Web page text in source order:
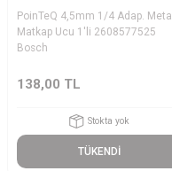
PoinTeQ 4,5mm 1/4 Adap. Metal
Matkap Ucu 1'li 2608577525
Bosch
138,00 TL
Stokta yok
TÜKENDİ